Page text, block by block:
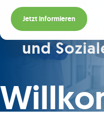
und
Jetzt informieren